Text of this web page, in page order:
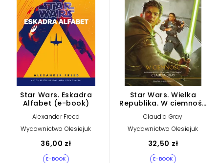
Star Wars. Eskadra
Alfabet (e-book)
Alexander Freed
Wydawnictwo Olesiejuk
36,00 zł
E-BOOK
Star Wars. Wielka
Republika. W ciemność
Claudia Gray
Wydawnictwo Olesiejuk
32,50 zł
E-BOOK